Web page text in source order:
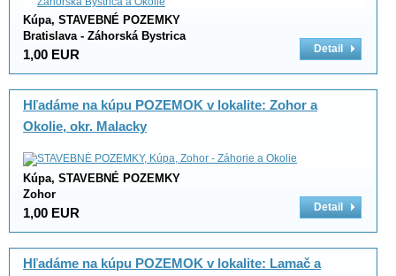
Kúpa, STAVEBNÉ POZEMKY
Bratislava - Záhorská Bystrica
1,00 EUR Detail
Hľadáme na kúpu POZEMOK v lokalite: Zohor a
Okolie, okr. Malacky
Kúpa, STAVEBNÉ POZEMKY
Zohor
1,00 EUR Detail
Hľadáme na kúpu POZEMOK v lokalite: Lamač a